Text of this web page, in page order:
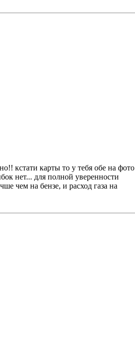
кстати карты то у тебя обе на фото
нет... для полной уверенности
чем на бензе, и расход газа на